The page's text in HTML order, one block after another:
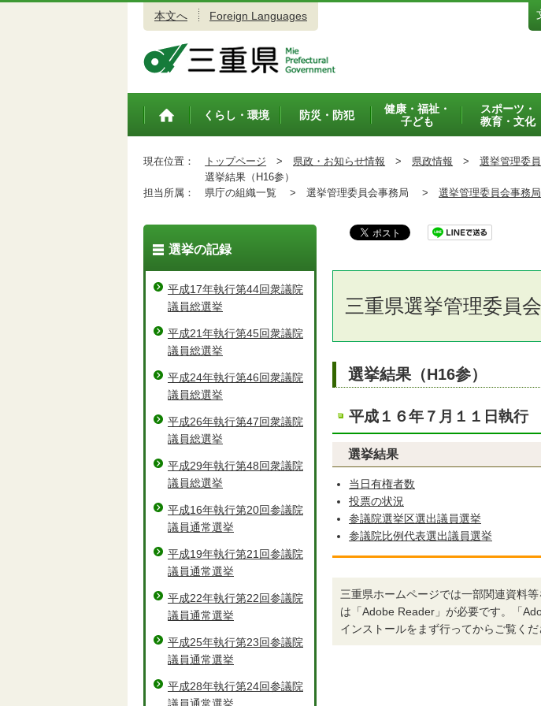
本文へ Foreign Languages
トップペ
くらし・環境 防災・防犯
健康・福祉・
子ども
スポーツ・
教育・文化
現在位置： トップページ > 県政・お知らせ情報 > 県政情報 > 選挙管理委
選挙結果（H16参）
担当所属：
県庁の組織一覧 > 選挙管理委員会事務局 > 選挙管理委員会事務局
三重県選挙管理委員会
選挙結果（H16参）
平成１６年７月１１日執行
選挙結果
当日有権者数
投票の状況
参議院選挙区選出議員選挙
参議院比例代表選出議員選挙
三重県ホームページでは一部関連資料
は「Adobe Reader」が必要です。「
インストールをまず行ってからご覧くだ
選挙の記録
平成17年執行第44回衆議院
議員総選挙
平成21年執行第45回衆議院
議員総選挙
平成24年執行第46回衆議院
議員総選挙
平成26年執行第47回衆議院
議員総選挙
平成29年執行第48回衆議院
議員総選挙
平成16年執行第20回参議院
議員通常選挙
平成19年執行第21回参議院
議員通常選挙
平成22年執行第22回参議院
議員通常選挙
平成25年執行第23回参議院
議員通常選挙
平成28年執行第24回参議院